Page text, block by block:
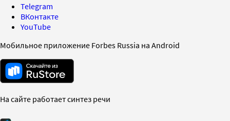
Telegram
ВКонтакте
YouTube
Мобильное приложение Forbes Russia на Android
На сайте работает синтез речи